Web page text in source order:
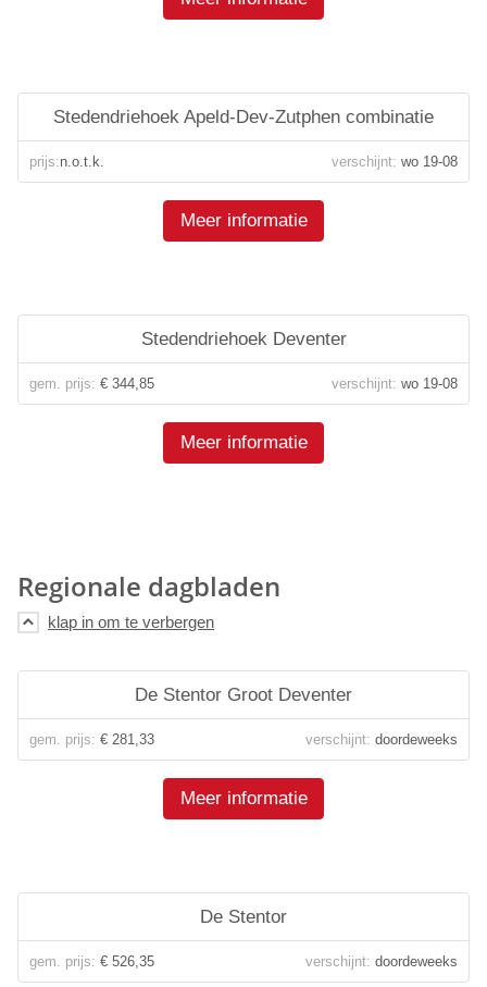
Stedendriehoek Apeld-Dev-Zutphen combinatie
prijs:n.o.t.k. verschijnt: wo 19-08
Meer informatie
Stedendriehoek Deventer
gem. prijs: € 344,85 verschijnt: wo 19-08
Meer informatie
Regionale dagbladen
De Stentor Groot Deventer
gem. prijs: € 281,33 verschijnt: doordeweeks
Meer informatie
De Stentor
gem. prijs: € 526,35 verschijnt: doordeweeks